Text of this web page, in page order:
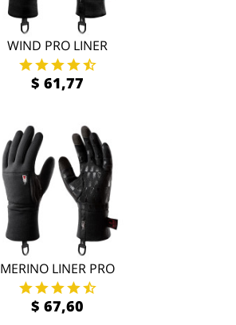
WIND PRO LINER
$ 61,77
MERINO LINER PRO
$ 67,60